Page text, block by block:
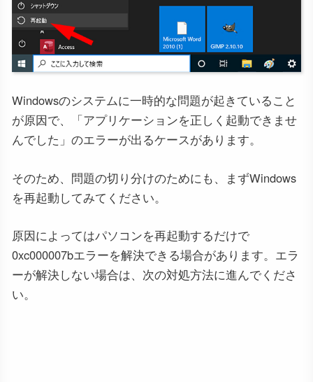
Windowsのシステムに一時的な問題が起きていること
が原因で、「アプリケーションを正しく起動できませ
んでした」のエラーが出るケースがあります。
そのため、問題の切り分けのためにも、まずWindows
を再起動してみてください。
原因によってはパソコンを再起動するだけで
0xc000007bエラーを解決できる場合があります。エラ
ーが解決しない場合は、次の対処方法に進んでくださ
い。